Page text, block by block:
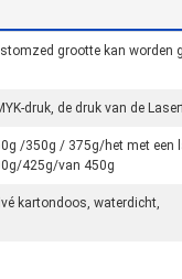
grootte kan worden
druk, de druk van de
/350g / 375g/het met een
425g/van 450g
kartondoos, waterdicht,